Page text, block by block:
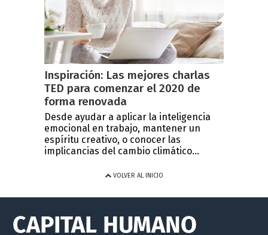
Inspiración: Las mejores charlas
TED para comenzar el 2020 de
forma renovada
Desde ayudar a aplicar la inteligencia
emocional en trabajo, mantener un
espíritu creativo, o conocer las
implicancias del cambio climático...
VOLVER AL INICIO